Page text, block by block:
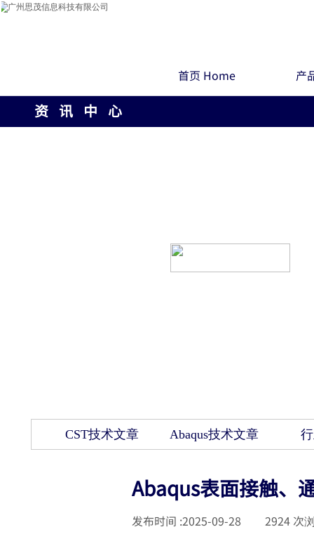
首页 Home 产
资 讯 中 心
CST技术文章 Abaqus技术文章
Abaqus表面接触、
发布时间 :2025-09-28 2924 次